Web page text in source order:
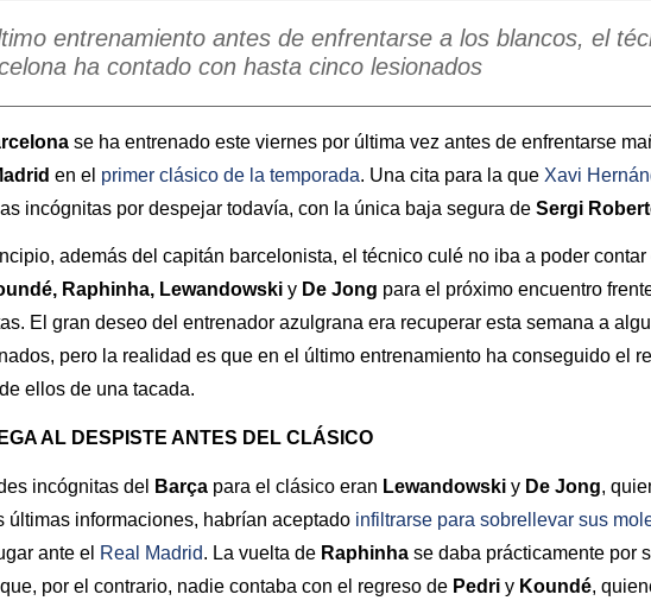
entrenamiento antes de enfrentarse a los blancos, el
ha contado con hasta cinco lesionados
se ha entrenado este viernes por última vez antes de enfrentarse
en el primer clásico de la temporada. Una cita para la que Xavi
incógnitas por despejar todavía, con la única baja segura de Sergi
además del capitán barcelonista, el técnico culé no iba a poder contar
Raphinha, Lewandowski y De Jong para el próximo encuentro
El gran deseo del entrenador azulgrana era recuperar esta semana a
pero la realidad es que en el último entrenamiento ha conseguido el
ellos de una tacada.
AL DESPISTE ANTES DEL CLÁSICO
incógnitas del Barça para el clásico eran Lewandowski y De Jong,
últimas informaciones, habrían aceptado infiltrarse para sobrellevar sus
ante el Real Madrid. La vuelta de Raphinha se daba prácticamente por
por el contrario, nadie contaba con el regreso de Pedri y Koundé,